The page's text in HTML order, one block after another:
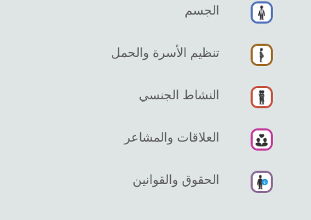
الجسم
تنظيم الأسرة والحمل
النشاط الجنسي
العلاقات والمشاعر
الحقوق والقوانين